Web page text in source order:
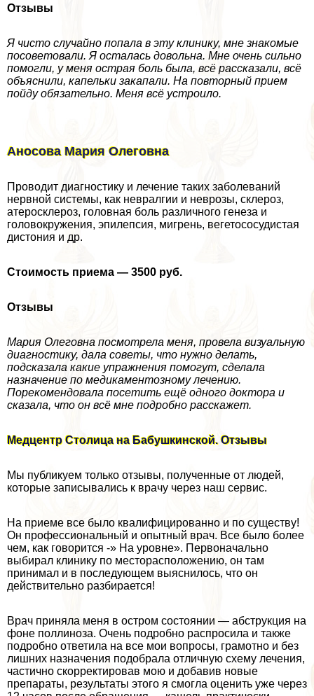
Отзывы
Я чисто случайно попала в эту клинику, мне знакомые
посоветовали. Я осталась довольна. Мне очень сильно
помогли, у меня острая боль была, всё рассказали, всё
объяснили, капельки закапали. На повторный прием
пойду обязательно. Меня всё устроило.
Аносова Мария Олегoвна
Проводит диагностику и лечение таких заболеваний
нервной системы, как невралгии и неврозы, склероз,
атеросклероз, головная боль различного генеза и
головокружения, эпилепсия, мигрень, вегетососудистая
дистония и др.
Стоимость приема — 3500 руб.
Отзывы
Мария Олегoвна посмотрела меня, провела визуальную
диагностику, дала советы, что нужно делать,
подсказала какие упражнения помогут, сделала
назначение по медикаментозному лечению.
Порекомендовала посетить ещё одного доктора и
сказала, что он всё мне подробно расскажет.
Медцентр Столица на Бабушкинской. Отзывы
Мы публикуем только отзывы, полученные от людей,
которые записывались к врачу через наш сервис.
На приеме все было квалифицированно и по существу!
Он профессиональный и опытный врач. Все было более
чем, как говорится -» На уровне». Первоначально
выбирал клинику по месторасположению, он там
принимал и в последующем выяснилось, что он
действительно разбирается!
Врач приняла меня в остром состоянии — абструкция на
фоне поллиноза. Очень подробно распросила и также
подробно ответила на все мои вопросы, грамотно и без
лишних назначения подобрала отличную схему лечения,
частично скорректировав мою и добавив новые
препараты, результаты этого я смогла оценить уже через